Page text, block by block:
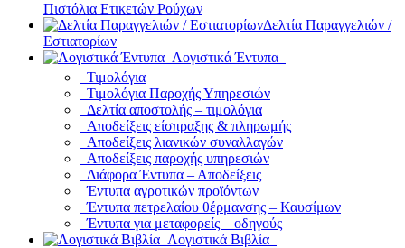
Πιστόλια Ετικετών Ρούχων
Δελτία Παραγγελιών /
Εστιατορίων
Λογιστικά Έντυπα
Τιμολόγια
Τιμολόγια Παροχής Υπηρεσιών
Δελτία αποστολής – τιμολόγια
Αποδείξεις είσπραξης & πληρωμής
Αποδείξεις λιανικών συναλλαγών
Αποδείξεις παροχής υπηρεσιών
Διάφορα Έντυπα – Αποδείξεις
Έντυπα αγροτικών προϊόντων
Έντυπα πετρελαίου θέρμανσης – Καυσίμων
Έντυπα για μεταφορείς – οδηγούς
Λογιστικά Βιβλία